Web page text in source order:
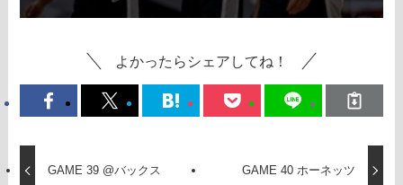
よかったらシェアしてね！
GAME 39 @バックス GAME 40 ホーネッツ